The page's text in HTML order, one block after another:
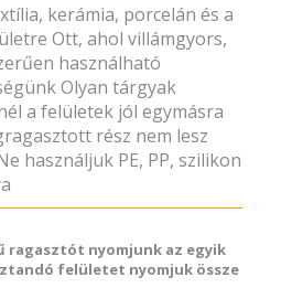
kerámia, porcelán és a
Ott, ahol villámgyors,
használható
Olyan tárgyak
a felületek jól egymásra
rész nem lesz
használjuk PE, PP, szilikon
ragasztót nyomjunk az egyik
felületet nyomjuk össze